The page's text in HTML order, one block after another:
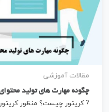
مقالات آموزشی
چگونه مهارت های تولید
? کریتور چیست؟ منظور